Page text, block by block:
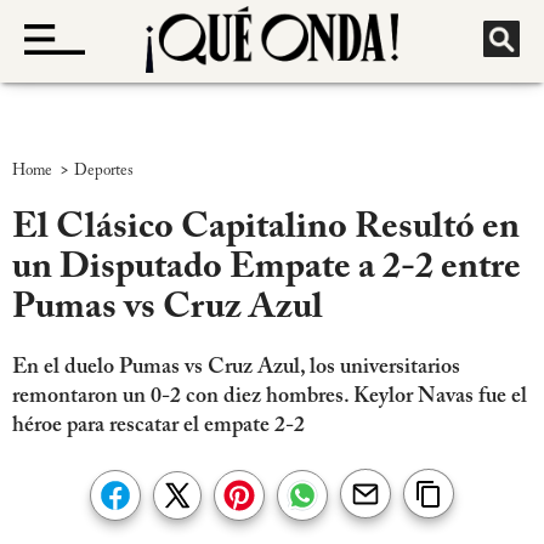
Home > Deportes
El Clásico Capitalino Resultó en
un Disputado Empate a 2-2 entre
Pumas vs Cruz Azul
En el duelo Pumas vs Cruz Azul, los universitarios
remontaron un 0-2 con diez hombres. Keylor Navas fue el
héroe para rescatar el empate 2-2